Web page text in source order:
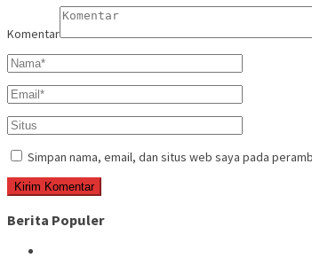
Komentar
Simpan nama, email, dan situs web saya pada
Berita Populer